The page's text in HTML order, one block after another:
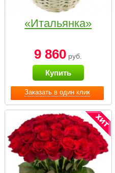
Заказать в один клик
«Итальянка»
9 860 руб.
Купить